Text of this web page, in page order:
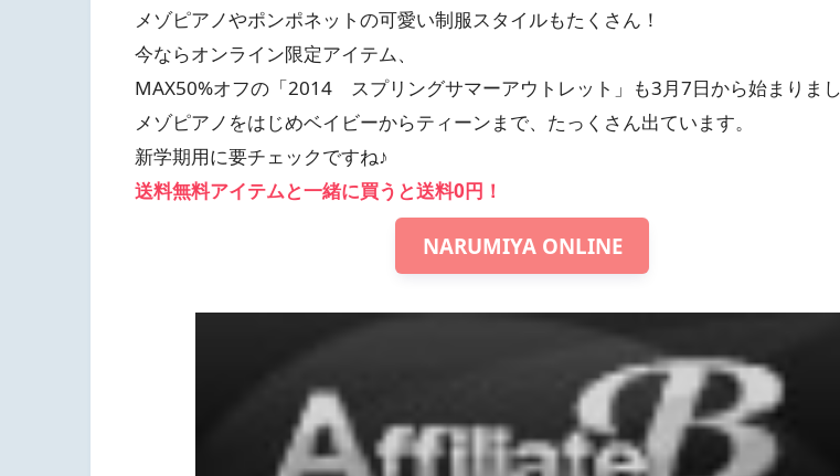
メゾピアノやポンポネットの可愛い制服スタイルもたくさん！
今ならオンライン限定アイテム、
MAX50%オフの「2014 スプリングサマーアウトレット」も3月7日から始まりまし
メゾピアノをはじめベイビーからティーンまで、たっくさん出ています。
新学期用に要チェックですね♪
送料無料アイテムと一緒に買うと送料0円！
NARUMIYA ONLINE